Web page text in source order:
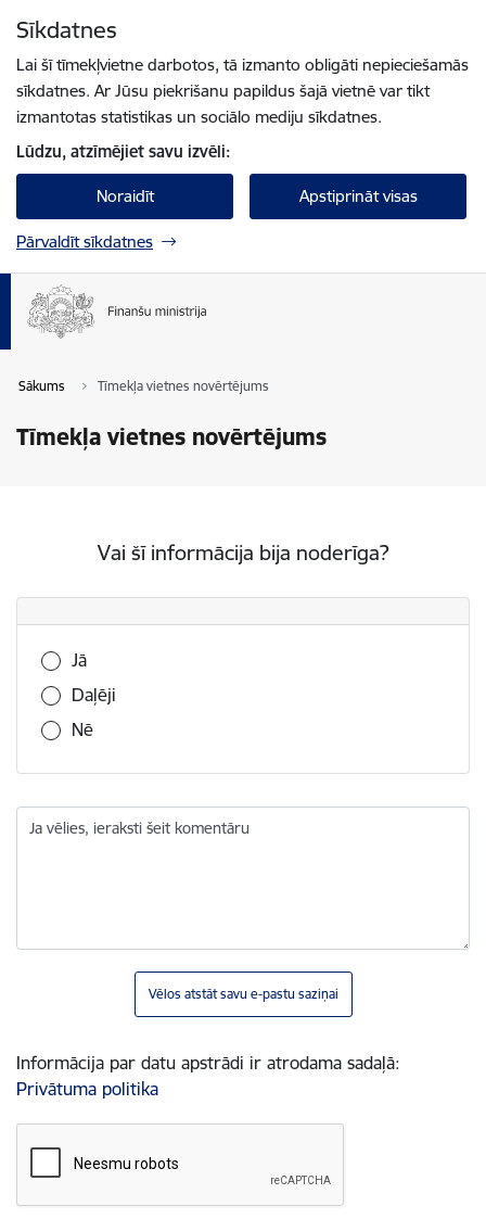
Sīkdatnes
Lai šī tīmekļvietne darbotos, tā izmanto obligāti nepieciešamās
sīkdatnes. Ar Jūsu piekrišanu papildus šajā vietnē var tikt
izmantotas statistikas un sociālo mediju sīkdatnes.
Lūdzu, atzīmējiet savu izvēli:
Noraidīt Apstiprināt visas
Pārvaldīt sīkdatnes
Sākums Tīmekļa vietnes novērtējums
Tīmekļa vietnes novērtējums
Vai šī informācija bija noderīga?
Vai šī informācija bija noderīga?
Jā
Daļēji
Nē
Ja vēlies, ieraksti šeit komentāru
Vēlos atstāt savu e-pastu saziņai
Informācija par datu apstrādi ir atrodama sadaļā:
Privātuma politika